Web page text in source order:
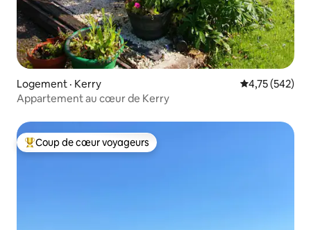
Logement · Kerry Note
4,75 (542)
Appartement au cœur de Kerry
Coup de cœur voyageurs parmi les plus aimés
Coup de cœur voyageurs